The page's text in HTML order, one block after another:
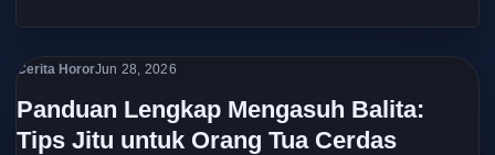
Cerita HororJun 28, 2026
Panduan Lengkap Mengasuh Balita:
Tips Jitu untuk Orang Tua Cerdas